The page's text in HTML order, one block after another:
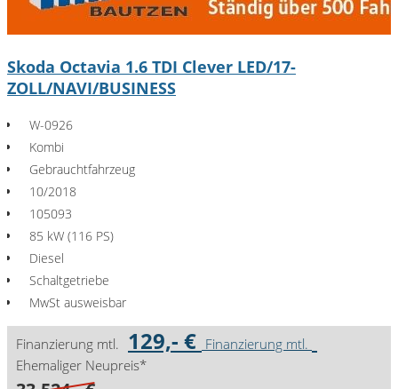
Skoda Octavia 1.6 TDI Clever LED/17-
ZOLL/NAVI/BUSINESS
W-0926
Kombi
Gebrauchtfahrzeug
10/2018
105093
85 kW (116 PS)
Diesel
Schaltgetriebe
MwSt ausweisbar
Finanzierung mtl. 129,- € Finanzierung mtl.
Ehemaliger Neupreis*